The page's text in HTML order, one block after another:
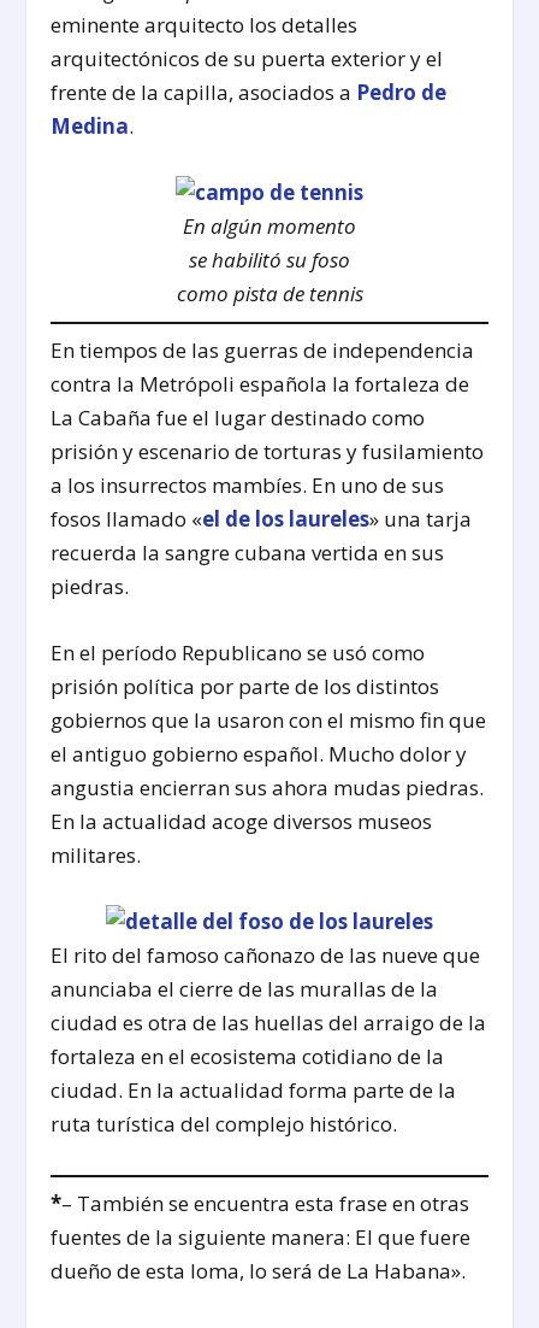
eminente arquitecto los detalles
arquitectónicos de su puerta exterior y el
frente de la capilla, asociados a Pedro de
Medina.
En algún momento
se habilitó su foso
como pista de tennis
En tiempos de las guerras de independencia
contra la Metrópoli española la fortaleza de
La Cabaña fue el lugar destinado como
prisión y escenario de torturas y fusilamiento
a los insurrectos mambíes. En uno de sus
fosos llamado «el de los laureles» una tarja
recuerda la sangre cubana vertida en sus
piedras.
En el período Republicano se usó como
prisión política por parte de los distintos
gobiernos que la usaron con el mismo fin que
el antiguo gobierno español. Mucho dolor y
angustia encierran sus ahora mudas piedras.
En la actualidad acoge diversos museos
militares.
El rito del famoso cañonazo de las nueve que
anunciaba el cierre de las murallas de la
ciudad es otra de las huellas del arraigo de la
fortaleza en el ecosistema cotidiano de la
ciudad. En la actualidad forma parte de la
ruta turística del complejo histórico.
*– También se encuentra esta frase en otras
fuentes de la siguiente manera: El que fuere
dueño de esta loma, lo será de La Habana».